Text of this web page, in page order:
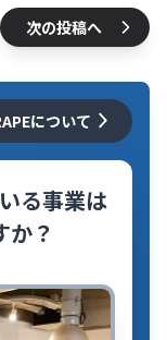
次の投稿へ
について
る事業は
か？